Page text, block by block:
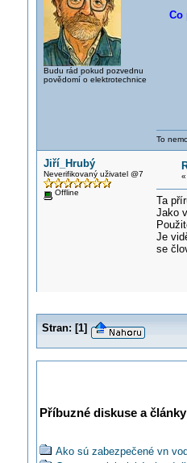
Budu rád pokud pozvednu
povědomí o elektrotechnice
Co
To
Jiří_Hrubý
Neverifikovaný uživatel @7
Offline
«
Ta
Jako
Je
se
Stran: [1]
Příbuzné diskuse a
Ako sú zabezpečené vn